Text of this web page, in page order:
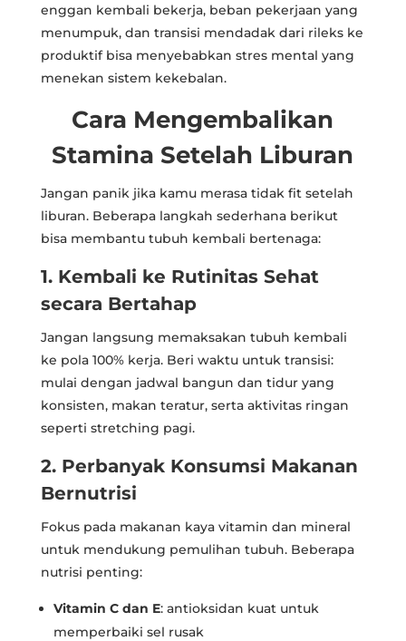
enggan kembali bekerja, beban pekerjaan yang
menumpuk, dan transisi mendadak dari rileks ke
produktif bisa menyebabkan stres mental yang
menekan sistem kekebalan.
Cara Mengembalikan
Stamina Setelah Liburan
Jangan panik jika kamu merasa tidak fit setelah
liburan. Beberapa langkah sederhana berikut
bisa membantu tubuh kembali bertenaga:
1. Kembali ke Rutinitas Sehat
secara Bertahap
Jangan langsung memaksakan tubuh kembali
ke pola 100% kerja. Beri waktu untuk transisi:
mulai dengan jadwal bangun dan tidur yang
konsisten, makan teratur, serta aktivitas ringan
seperti stretching pagi.
2. Perbanyak Konsumsi Makanan
Bernutrisi
Fokus pada makanan kaya vitamin dan mineral
untuk mendukung pemulihan tubuh. Beberapa
nutrisi penting:
Vitamin C dan E: antioksidan kuat untuk
memperbaiki sel rusak